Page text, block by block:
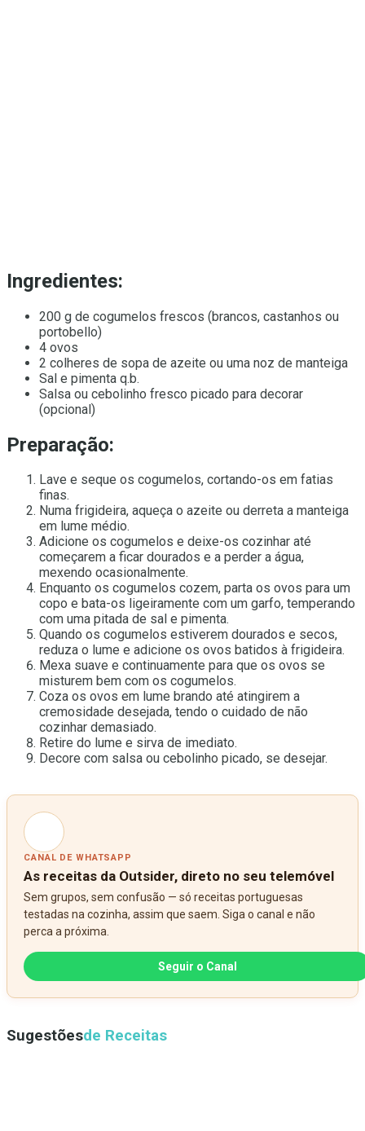
Ingredientes:
200 g de cogumelos frescos (brancos, castanhos ou
portobello)
4 ovos
2 colheres de sopa de azeite ou uma noz de manteiga
Sal e pimenta q.b.
Salsa ou cebolinho fresco picado para decorar
(opcional)
Preparação:
Lave e seque os cogumelos, cortando-os em fatias
finas.
Numa frigideira, aqueça o azeite ou derreta a manteiga
em lume médio.
Adicione os cogumelos e deixe-os cozinhar até
começarem a ficar dourados e a perder a água,
mexendo ocasionalmente.
Enquanto os cogumelos cozem, parta os ovos para um
copo e bata-os ligeiramente com um garfo, temperando
com uma pitada de sal e pimenta.
Quando os cogumelos estiverem dourados e secos,
reduza o lume e adicione os ovos batidos à frigideira.
Mexa suave e continuamente para que os ovos se
misturem bem com os cogumelos.
Coza os ovos em lume brando até atingirem a
cremosidade desejada, tendo o cuidado de não
cozinhar demasiado.
Retire do lume e sirva de imediato.
Decore com salsa ou cebolinho picado, se desejar.
CANAL DE WHATSAPP
As receitas da Outsider, direto no seu telemóvel
Sem grupos, sem confusão — só receitas portuguesas
testadas na cozinha, assim que saem. Siga o canal e não
perca a próxima.
Seguir o Canal
Sugestõesde Receitas